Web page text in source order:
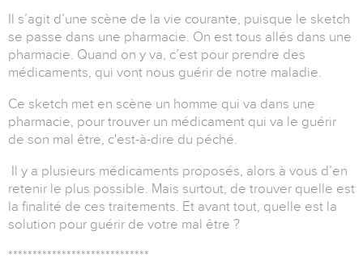
Il s’agit d’une scène de la vie courante, puisque le sketch
se passe dans une pharmacie. On est tous allés dans une
pharmacie. Quand on y va, c’est pour prendre des
médicaments, qui vont nous guérir de notre maladie.
Ce sketch met en scène un homme qui va dans une
pharmacie, pour trouver un médicament qui va le guérir
de son mal être, c'est-à-dire du péché.
Il y a plusieurs médicaments proposés, alors à vous d’en
retenir le plus possible. Mais surtout, de trouver quelle est
la finalité de ces traitements. Et avant tout, quelle est la
solution pour guérir de votre mal être ?
*****************************